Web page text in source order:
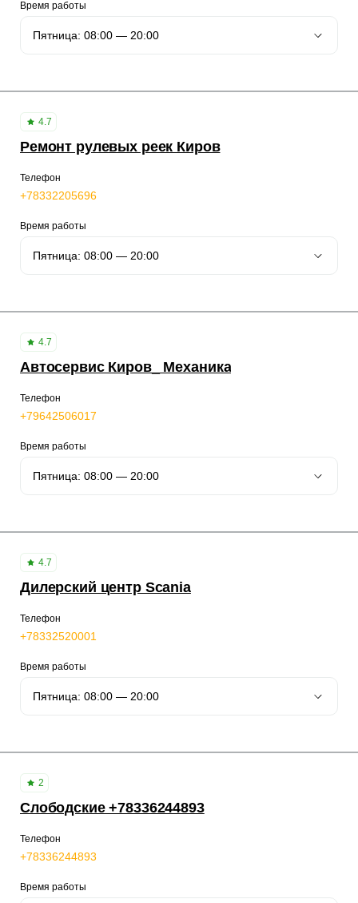
Время работы
4.7
Ремонт рулевых реек Киров
Телефон
+78332205696
Время работы
4.7
Автосервис Киров_ Механика
Телефон
+79642506017
Время работы
4.7
Дилерский центр Scania
Телефон
+78332520001
Время работы
2
Слободские +78336244893
Телефон
+78336244893
Время работы